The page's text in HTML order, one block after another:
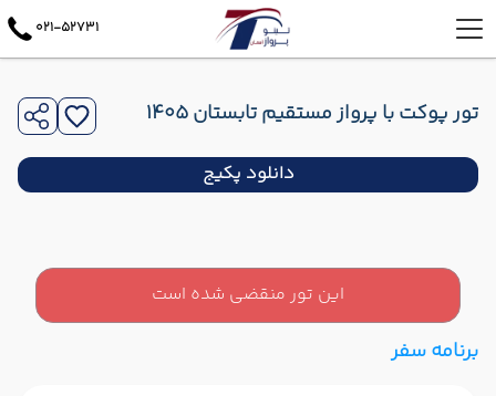
021-52731
تور پوکت با پرواز مستقیم تابستان 1405
دانلود پکیج
این تور منقضی شده است
برنامه سفر